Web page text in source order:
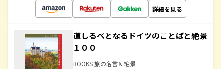
詳細を見る
道しるべとなるドイツのことばと絶景
１００
BOOKS 旅の名言＆絶景